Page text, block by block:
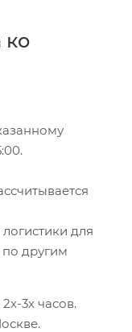
ко
для
другим
3х часов.